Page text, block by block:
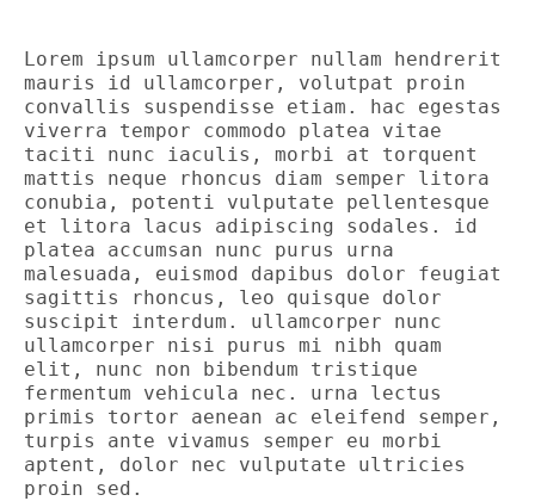
Lorem ipsum ullamcorper nullam hendrerit
mauris id ullamcorper, volutpat proin
convallis suspendisse etiam. hac egestas
viverra tempor commodo platea vitae
taciti nunc iaculis, morbi at torquent
mattis neque rhoncus diam semper litora
conubia, potenti vulputate pellentesque
et litora lacus adipiscing sodales. id
platea accumsan nunc purus urna
malesuada, euismod dapibus dolor feugiat
sagittis rhoncus, leo quisque dolor
suscipit interdum. ullamcorper nunc
ullamcorper nisi purus mi nibh quam
elit, nunc non bibendum tristique
fermentum vehicula nec. urna lectus
primis tortor aenean ac eleifend semper,
turpis ante vivamus semper eu morbi
aptent, dolor nec vulputate ultricies
proin sed.